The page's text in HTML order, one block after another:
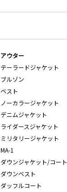
アウター
テーラードジャケット
ブルゾン
ベスト
ノーカラージャケット
デニムジャケット
ライダースジャケット
ミリタリージャケット
MA-1
ダウンジャケット/コート
ダウンベスト
ダッフルコート